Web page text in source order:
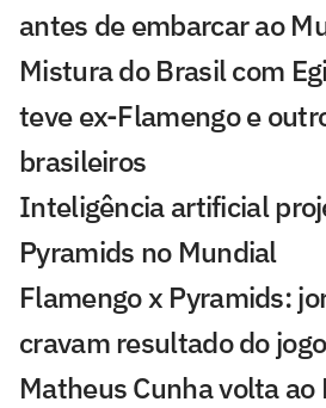
antes de embarcar ao
Mistura do Brasil com
teve ex-Flamengo e
brasileiros
Inteligência artificial
Pyramids no Mundial
Flamengo x Pyramids:
cravam resultado do
Matheus Cunha volta ao